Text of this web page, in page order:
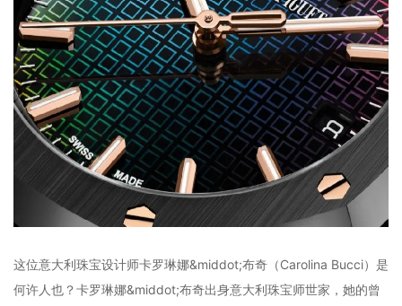
这位意大利珠宝设计师卡罗琳娜&middot;布奇（Carolina Bucci）是
何许人也？卡罗琳娜&middot;布奇出身意大利珠宝师世家，她的曾